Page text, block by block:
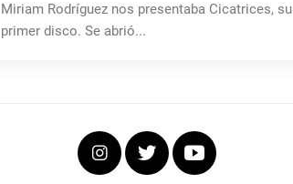
Miriam Rodríguez nos presentaba Cicatrices, su
primer disco. Se abrió...
InstagramTwitterYoutube